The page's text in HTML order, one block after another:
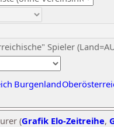
Spieler
Burgenland
(Grafik Elo-Zeitreihe,